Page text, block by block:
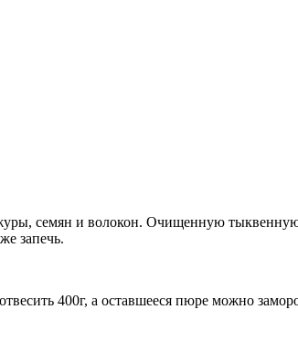
семян и волокон. Очищенную тыквенную
запечь.
400г, а оставшееся пюре можно